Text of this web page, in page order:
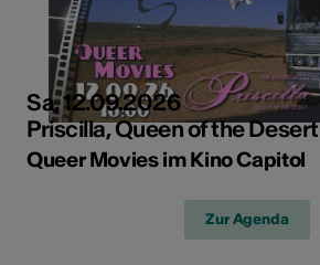
Sa, 12.09.2026
Priscilla, Queen of the Desert
Queer Movies im Kino Capitol
Zur Agenda